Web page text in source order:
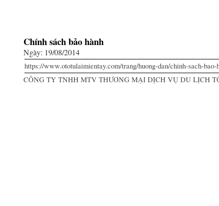
Chính sách bảo hành
Ngày: 19/08/2014
https://www.ototulaimientay.com/trang/huong-dan/chinh-sach-bao-
CÔNG TY TNHH MTV THƯƠNG MẠI DỊCH VỤ DU LỊCH